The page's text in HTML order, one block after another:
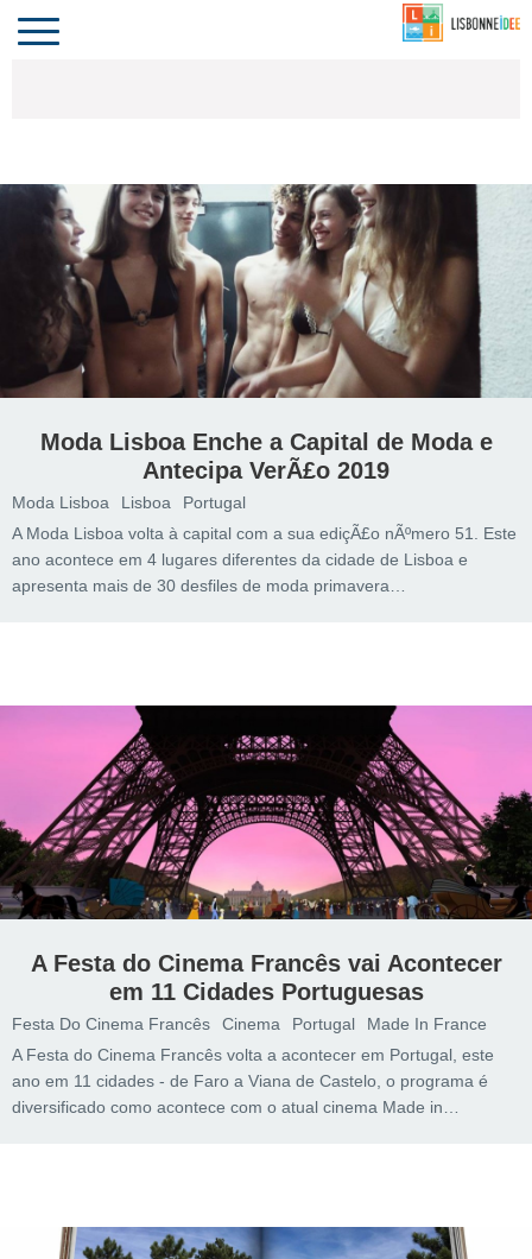
PORTUGAL
Toggle
navigation
Moda Lisboa Enche a Capital de Moda e
Antecipa VerÃ£o 2019
Moda Lisboa Lisboa
Portugal
A Moda Lisboa volta à capital com a sua ediçÃ£o nÃºmero 51. Este
ano acontece em 4 lugares diferentes da cidade de Lisboa e
apresenta mais de 30 desfiles de moda primavera…
A Festa do Cinema Francês vai Acontecer
em 11 Cidades Portuguesas
Festa Do Cinema Francês Cinema Portugal
Made In France
A Festa do Cinema Francês volta a acontecer em Portugal, este
ano em 11 cidades - de Faro a Viana de Castelo, o programa é
diversificado como acontece com o atual cinema Made in…